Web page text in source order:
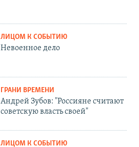
ЛИЦОМ К СОБЫТИЮ
Невоенное дело
ГРАНИ ВРЕМЕНИ
Андрей Зубов: "Россияне считают
советскую власть своей"
ЛИЦОМ К СОБЫТИЮ